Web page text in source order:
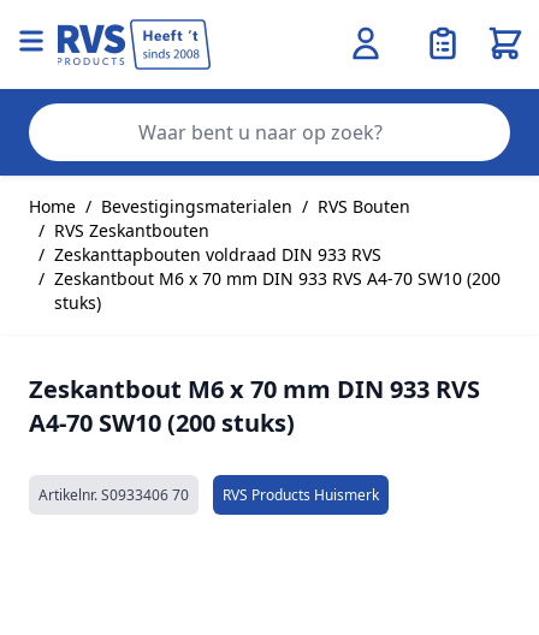
Home / Bevestigingsmaterialen / RVS Bouten
/ RVS Zeskantbouten
/ Zeskanttapbouten voldraad DIN 933 RVS
/ Zeskantbout M6 x 70 mm DIN 933 RVS A4-70 SW10 (200
stuks)
Zeskantbout M6 x 70 mm DIN 933 RVS
A4-70 SW10 (200 stuks)
Artikelnr.S0933406 70 RVS Products Huismerk